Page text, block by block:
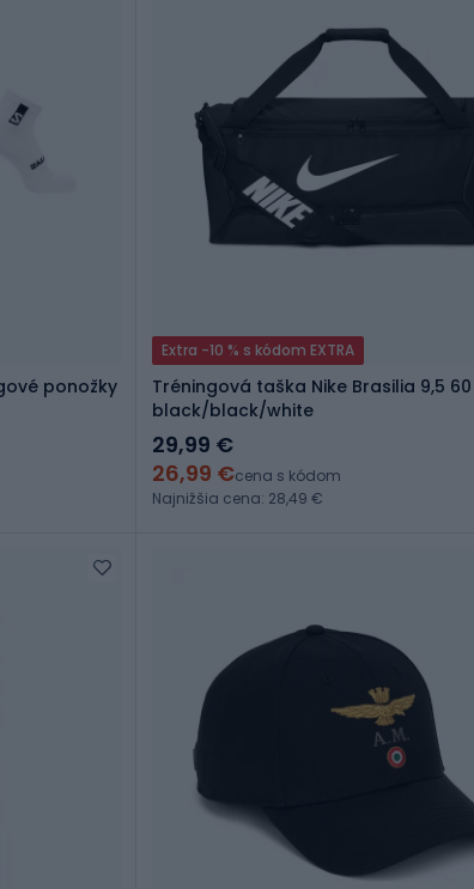
ponožky
Extra -10 % s kódom EXTRA
Tréningová taška Nike Brasilia 9,5
black/black/white
29,99 €
26,99 €cena s kódom
Najnižšia cena: 28,49 €